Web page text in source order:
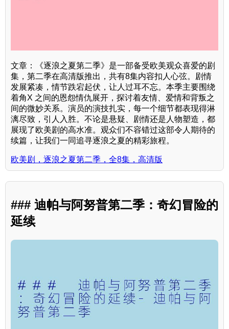
文章：《逐浪之夏第二季》是一部备受欧美观众喜爱的剧
集，第二季在高清版推出，共有8集内容扣人心弦。剧情
发展紧凑，情节跌宕起伏，让人过耳不忘。本季主要围绕
着角X 之间的恩怨情仇展开，探讨着友情、爱情和背叛之
间的微妙关系。演员的演技扎实，每一个细节都表现得淋
漓尽致，引人入胜。不论是悬疑、剧情还是人物塑造，都
展现了欧美剧的高水准。观众们不容错过这部令人期待的
续篇，让我们一同追寻逐浪之夏的精彩旅程。
欧美剧，逐浪之夏第二季，全8集，高清版
### 迪帕与阿努普第二季：奇幻冒险的
延续